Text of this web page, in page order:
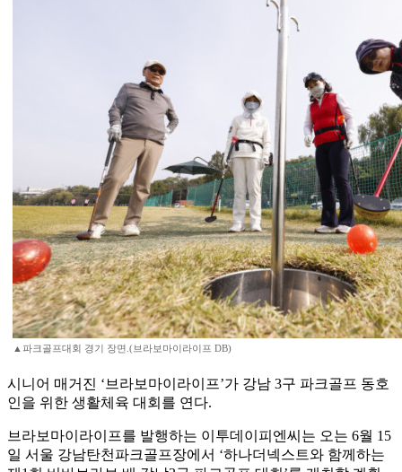
▲파크골프대회 경기 장면.(브라보마이라이프 DB)
시니어 매거진 ‘브라보마이라이프’가 강남 3구 파크골프 동호
인을 위한 생활체육 대회를 연다.
브라보마이라이프를 발행하는 이투데이피엔씨는 오는 6월 15
일 서울 강남탄천파크골프장에서 ‘하나더넥스트와 함께하는